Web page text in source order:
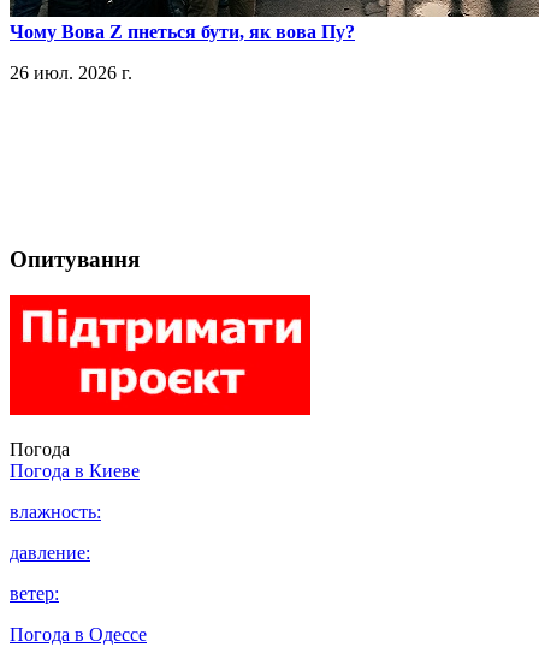
​Чому Вова Z пнеться бути, як вова Пу?
26 июл. 2026 г.
Опитування
Погода
Погода в Киеве
влажность:
давление:
ветер:
Погода в Одессе